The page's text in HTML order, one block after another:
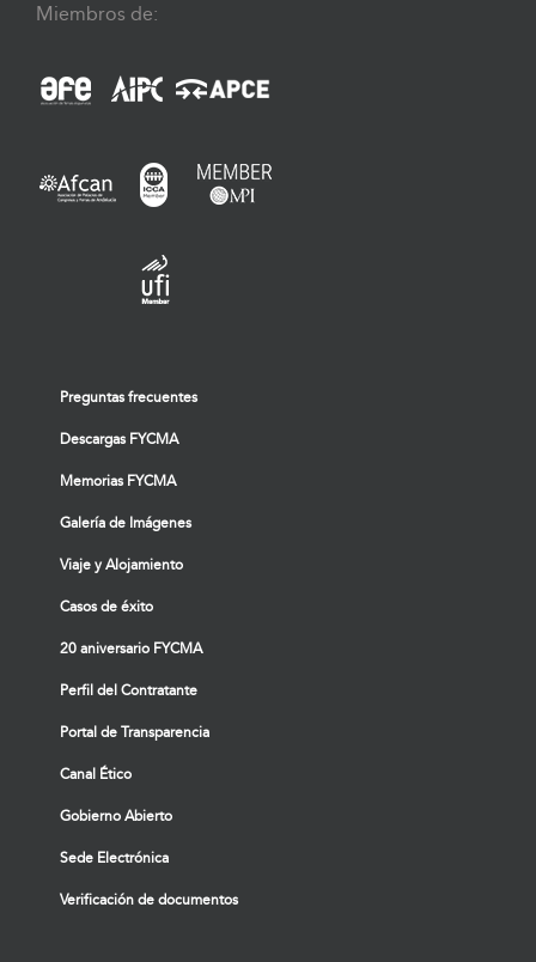
Miembros de:
Preguntas frecuentes
Descargas FYCMA
Memorias FYCMA
Galería de Imágenes
Viaje y Alojamiento
Casos de éxito
20 aniversario FYCMA
Perfil del Contratante
Portal de Transparencia
Canal Ético
Gobierno Abierto
Sede Electrónica
Verificación de documentos